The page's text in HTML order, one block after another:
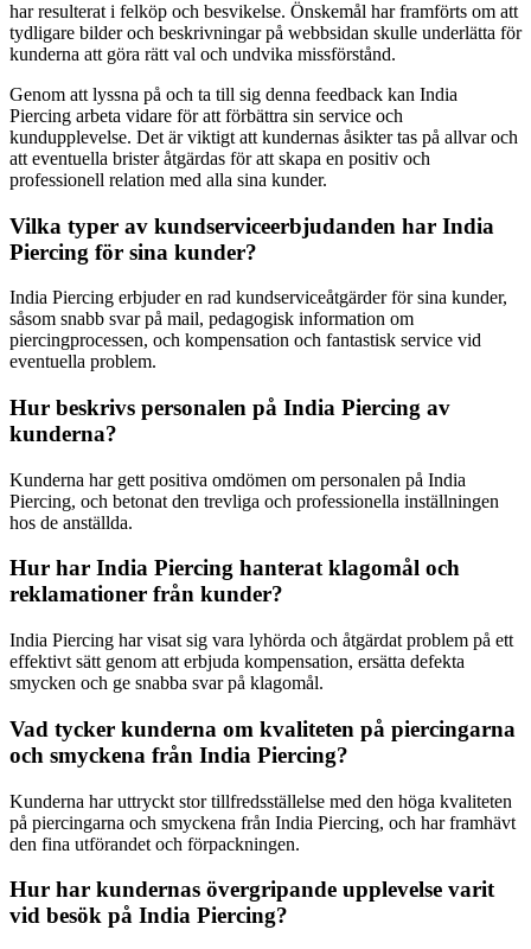
har resulterat i felköp och besvikelse. Önskemål har framförts om att
tydligare bilder och beskrivningar på webbsidan skulle underlätta för
kunderna att göra rätt val och undvika missförstånd.
Genom att lyssna på och ta till sig denna feedback kan India
Piercing arbeta vidare för att förbättra sin service och
kundupplevelse. Det är viktigt att kundernas åsikter tas på allvar och
att eventuella brister åtgärdas för att skapa en positiv och
professionell relation med alla sina kunder.
Vilka typer av kundserviceerbjudanden har India
Piercing för sina kunder?
India Piercing erbjuder en rad kundserviceåtgärder för sina kunder,
såsom snabb svar på mail, pedagogisk information om
piercingprocessen, och kompensation och fantastisk service vid
eventuella problem.
Hur beskrivs personalen på India Piercing av
kunderna?
Kunderna har gett positiva omdömen om personalen på India
Piercing, och betonat den trevliga och professionella inställningen
hos de anställda.
Hur har India Piercing hanterat klagomål och
reklamationer från kunder?
India Piercing har visat sig vara lyhörda och åtgärdat problem på ett
effektivt sätt genom att erbjuda kompensation, ersätta defekta
smycken och ge snabba svar på klagomål.
Vad tycker kunderna om kvaliteten på piercingarna
och smyckena från India Piercing?
Kunderna har uttryckt stor tillfredsställelse med den höga kvaliteten
på piercingarna och smyckena från India Piercing, och har framhävt
den fina utförandet och förpackningen.
Hur har kundernas övergripande upplevelse varit
vid besök på India Piercing?